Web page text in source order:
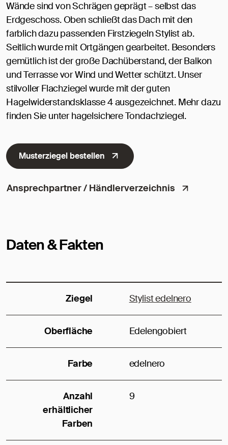
Wände sind von Schrägen geprägt – selbst das
Erdgeschoss. Oben schließt das Dach mit den
farblich dazu passenden Firstziegeln Stylist ab.
Seitlich wurde mit Ortgängen gearbeitet. Besonders
gemütlich ist der große Dachüberstand, der Balkon
und Terrasse vor Wind und Wetter schützt. Unser
stilvoller Flachziegel wurde mit der guten
Hagelwiderstandsklasse 4 ausgezeichnet. Mehr dazu
finden Sie unter hagelsichere Tondachziegel.
Musterziegel bestellen
Ansprechpartner / Händlerverzeichnis
Daten & Fakten
Ziegel Stylist edelnero
Oberfläche Edelengobiert
Farbe edelnero
Anzahl
erhältlicher
Farben
9